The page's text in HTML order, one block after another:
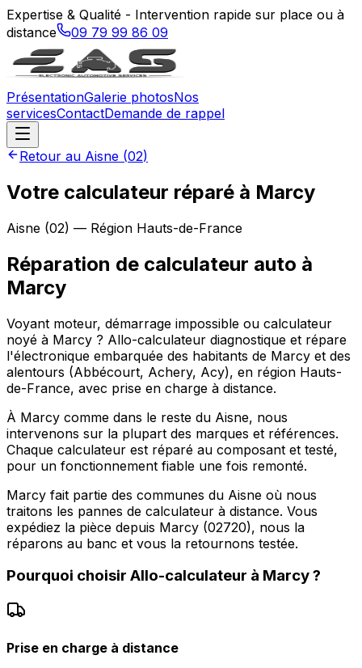
Expertise & Qualité - Intervention rapide sur place ou à
distance
09 79 99 86 09
PrésentationGalerie photosNos
servicesContactDemande de rappel
Retour au Aisne (02)
Votre calculateur réparé à Marcy
Aisne (02) — Région Hauts-de-France
Réparation de calculateur auto à
Marcy
Voyant moteur, démarrage impossible ou calculateur
noyé à Marcy ? Allo-calculateur diagnostique et répare
l'électronique embarquée des habitants de Marcy et des
alentours (Abbécourt, Achery, Acy), en région Hauts-
de-France, avec prise en charge à distance.
À Marcy comme dans le reste du Aisne, nous
intervenons sur la plupart des marques et références.
Chaque calculateur est réparé au composant et testé,
pour un fonctionnement fiable une fois remonté.
Marcy fait partie des communes du Aisne où nous
traitons les pannes de calculateur à distance. Vous
expédiez la pièce depuis Marcy (02720), nous la
réparons au banc et vous la retournons testée.
Pourquoi choisir Allo-calculateur à Marcy?
Prise en charge à distance